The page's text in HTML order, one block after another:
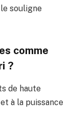
souligne
comme
?
de haute
à la puissance